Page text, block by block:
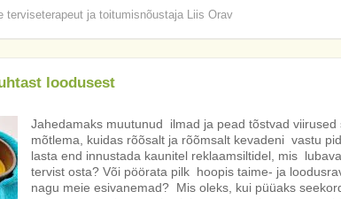
terviseterapeut ja toitumisnõustaja Liis Orav
loodusest
Jahedamaks muutunud ilmad ja pead tõstvad viirused
mõtlema, kuidas rõõsalt ja rõõmsalt kevadeni vastu
lasta end innustada kaunitel reklaamsiltidel, mis
tervist osta? Või pöörata pilk hoopis taime- ja
nagu meie esivanemad? Mis oleks, kui püüaks